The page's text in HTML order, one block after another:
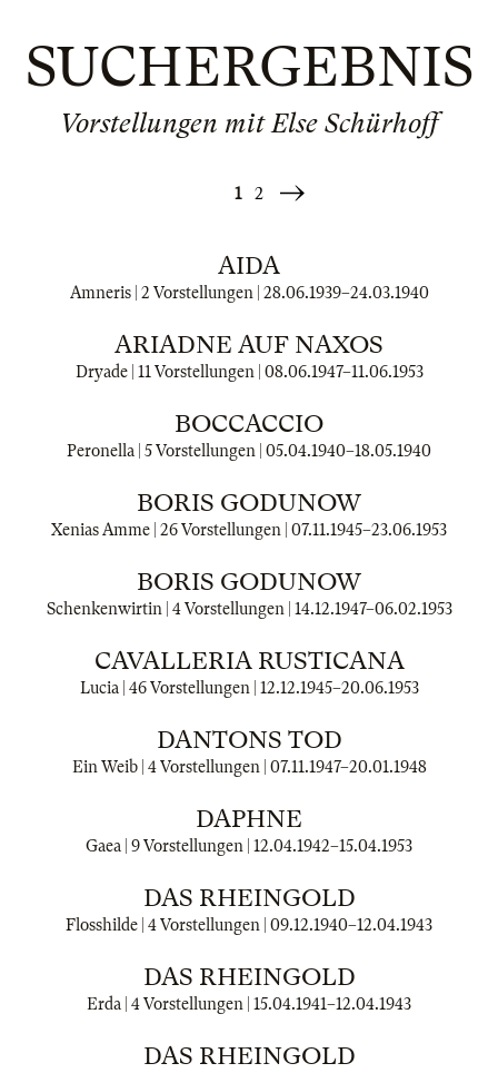
SUCHERGEBNIS
Vorstellungen mit Else Schürhoff
1 2
Weiter
AIDA
Amneris | 2 Vorstellungen | 28.06.1939–24.03.1940
ARIADNE AUF NAXOS
Dryade | 11 Vorstellungen | 08.06.1947–11.06.1953
BOCCACCIO
Peronella | 5 Vorstellungen | 05.04.1940–18.05.1940
BORIS GODUNOW
Xenias Amme | 26 Vorstellungen | 07.11.1945–23.06.1953
BORIS GODUNOW
Schenkenwirtin | 4 Vorstellungen | 14.12.1947–06.02.1953
CAVALLERIA RUSTICANA
Lucia | 46 Vorstellungen | 12.12.1945–20.06.1953
DANTONS TOD
Ein Weib | 4 Vorstellungen | 07.11.1947–20.01.1948
DAPHNE
Gaea | 9 Vorstellungen | 12.04.1942–15.04.1953
DAS RHEINGOLD
Flosshilde | 4 Vorstellungen | 09.12.1940–12.04.1943
DAS RHEINGOLD
Erda | 4 Vorstellungen | 15.04.1941–12.04.1943
DAS RHEINGOLD